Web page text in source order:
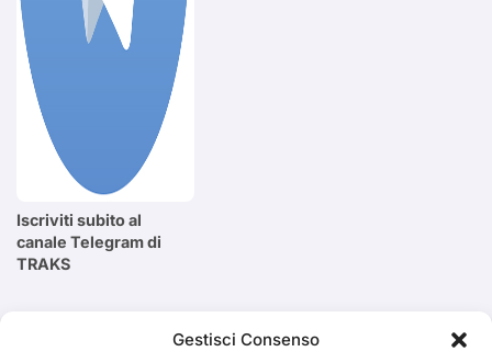
Gestisci Consenso
Iscriviti subito al
canale Telegram di
TRAKS